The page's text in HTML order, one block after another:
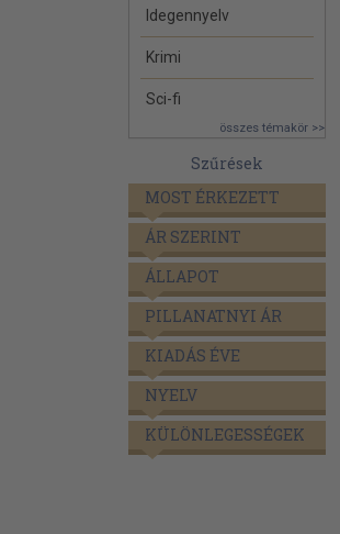
Idegennyelv
Krimi
Sci-fi
összes témakör >>
Szűrések
MOST ÉRKEZETT
ÁR SZERINT
ÁLLAPOT
PILLANATNYI ÁR
KIADÁS ÉVE
NYELV
KÜLÖNLEGESSÉGEK